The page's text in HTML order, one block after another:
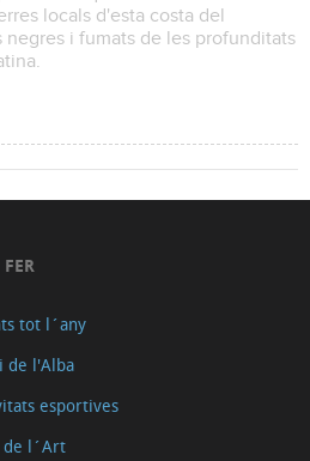
locals d'esta costa del
negres i fumats de les profunditats
tot l´any
de l'Alba
esportives
de l´Art